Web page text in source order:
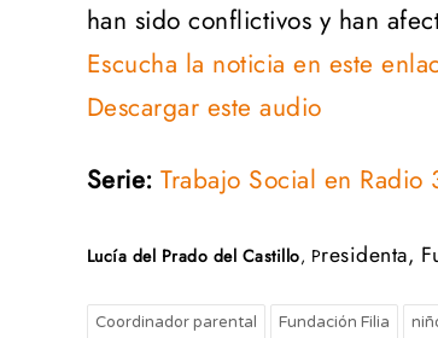
han sido conflictivos y han
Escucha la noticia en este
Descargar este audio
Serie: Trabajo Social en Radio
Lucía del Prado del Castillo, Presidenta,
Coordinador parental Fundación Filia